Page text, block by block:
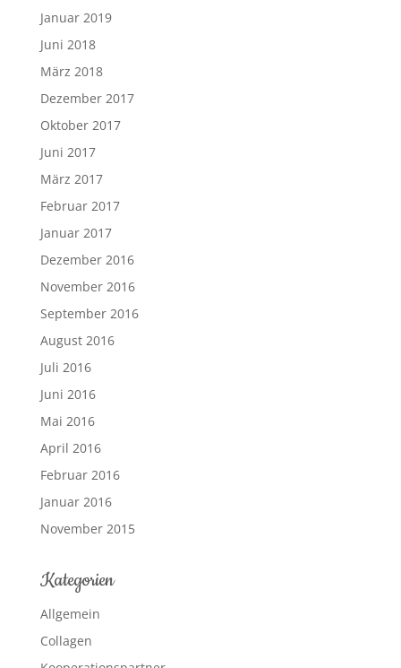
Januar 2019
Juni 2018
März 2018
Dezember 2017
Oktober 2017
Juni 2017
März 2017
Februar 2017
Januar 2017
Dezember 2016
November 2016
September 2016
August 2016
Juli 2016
Juni 2016
Mai 2016
April 2016
Februar 2016
Januar 2016
November 2015
Kategorien
Allgemein
Collagen